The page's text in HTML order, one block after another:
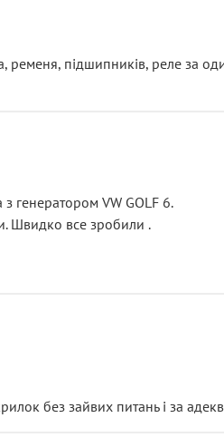
підшипників, реле за
генератором VW GOLF 6.
Швидко все зробили .
без зайвих питань і за